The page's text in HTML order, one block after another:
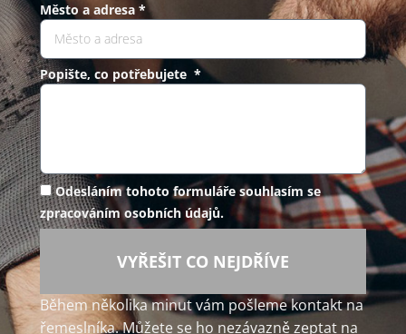
Město a adresa *
Popište, co potřebujete *
Odesláním tohoto formuláře souhlasím se
zpracováním osobních údajů.
VYŘEŠIT CO NEJDŘÍVE
Během několika minut vám pošleme kontakt na
řemeslníka. Můžete se ho nezávazně zeptat na